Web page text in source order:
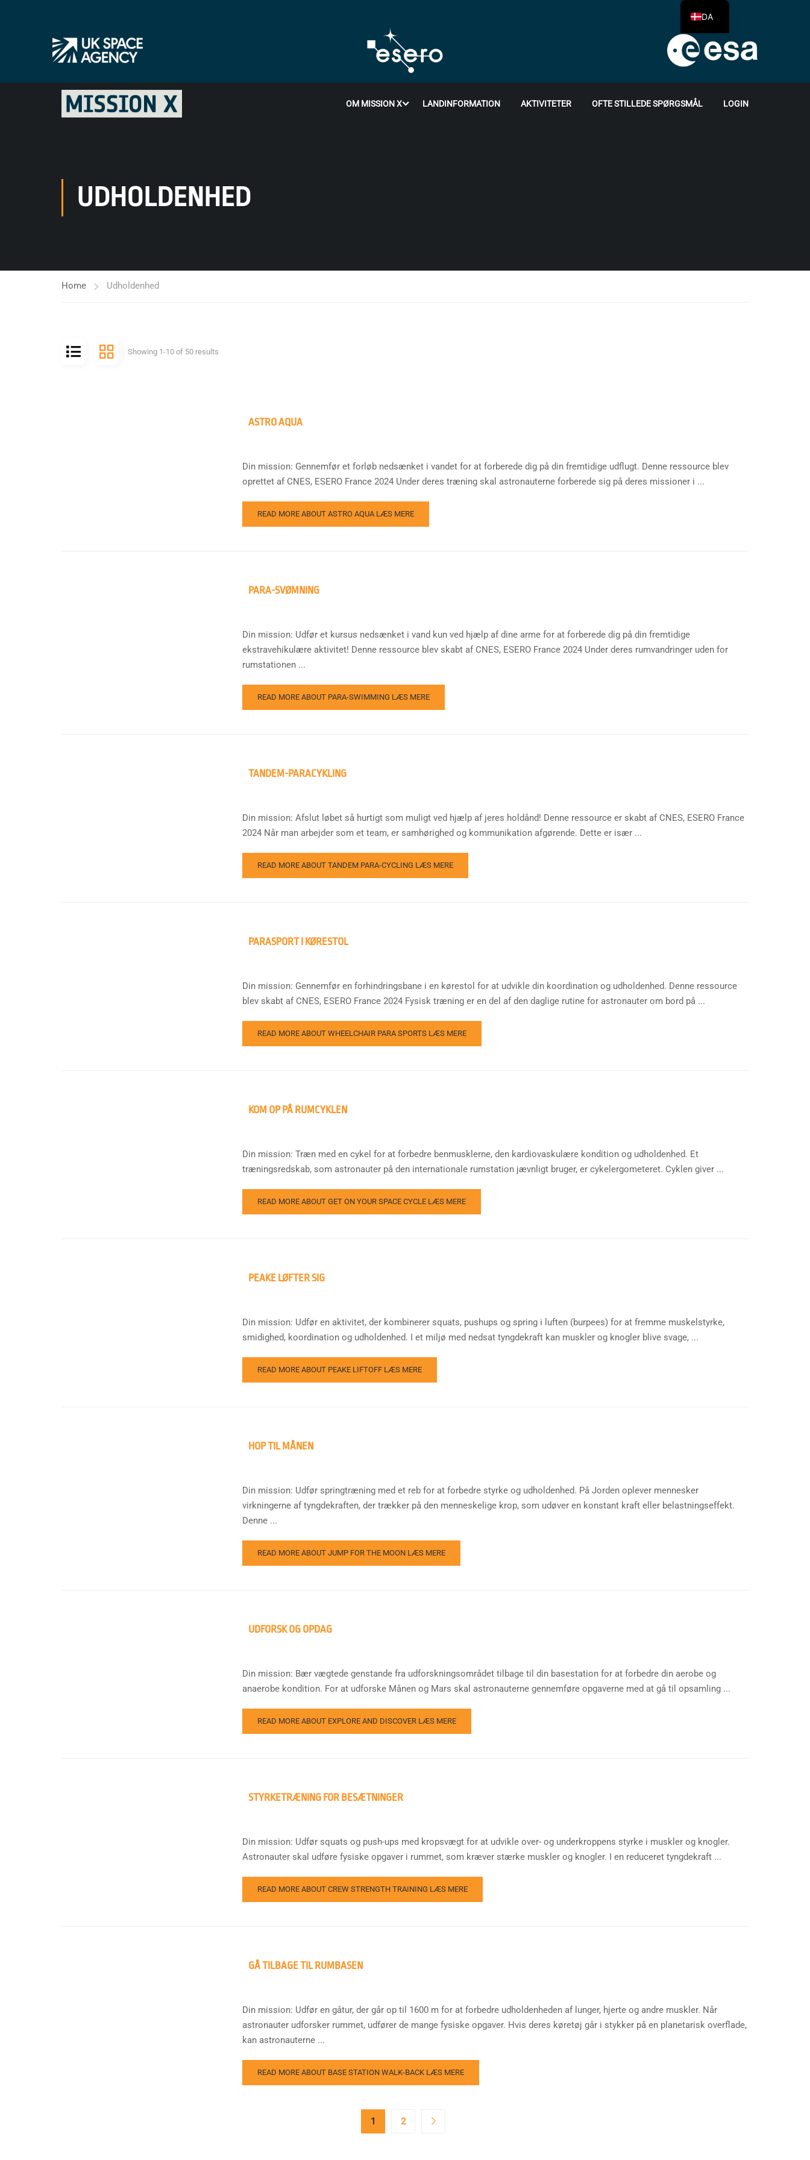
OM MISSION X LANDINFORMATION AKTIVITETER OFTE STILLEDE SPØRGSMÅL LOGIN
UDHOLDENHED
Home Udholdenhed
Showing 1-10 of 50 results
ASTRO AQUA
Din mission: Gennemfør et forløb nedsænket i vandet for at forberede dig på din fremtidige udflugt. Denne ressource blev
oprettet af CNES, ESERO France 2024 Under deres træning skal astronauterne forberede sig på deres missioner i ...
READ MORE ABOUT ASTRO AQUA LÆS MERE
PARA-SVØMNING
Din mission: Udfør et kursus nedsænket i vand kun ved hjælp af dine arme for at forberede dig på din fremtidige
ekstravehikulære aktivitet! Denne ressource blev skabt af CNES, ESERO France 2024 Under deres rumvandringer uden for
rumstationen ...
READ MORE ABOUT PARA-SWIMMING LÆS MERE
TANDEM-PARACYKLING
Din mission: Afslut løbet så hurtigt som muligt ved hjælp af jeres holdånd! Denne ressource er skabt af CNES, ESERO France
2024 Når man arbejder som et team, er samhørighed og kommunikation afgørende. Dette er især ...
READ MORE ABOUT TANDEM PARA-CYCLING LÆS MERE
PARASPORT I KØRESTOL
Din mission: Gennemfør en forhindringsbane i en kørestol for at udvikle din koordination og udholdenhed. Denne ressource
blev skabt af CNES, ESERO France 2024 Fysisk træning er en del af den daglige rutine for astronauter om bord på ...
READ MORE ABOUT WHEELCHAIR PARA SPORTS LÆS MERE
KOM OP PÅ RUMCYKLEN
Din mission: Træn med en cykel for at forbedre benmusklerne, den kardiovaskulære kondition og udholdenhed. Et
træningsredskab, som astronauter på den internationale rumstation jævnligt bruger, er cykelergometeret. Cyklen giver ...
READ MORE ABOUT GET ON YOUR SPACE CYCLE LÆS MERE
PEAKE LØFTER SIG
Din mission: Udfør en aktivitet, der kombinerer squats, pushups og spring i luften (burpees) for at fremme muskelstyrke,
smidighed, koordination og udholdenhed. I et miljø med nedsat tyngdekraft kan muskler og knogler blive svage, ...
READ MORE ABOUT PEAKE LIFTOFF LÆS MERE
HOP TIL MÅNEN
Din mission: Udfør springtræning med et reb for at forbedre styrke og udholdenhed. På Jorden oplever mennesker
virkningerne af tyngdekraften, der trækker på den menneskelige krop, som udøver en konstant kraft eller belastningseffekt.
Denne ...
READ MORE ABOUT JUMP FOR THE MOON LÆS MERE
UDFORSK OG OPDAG
Din mission: Bær vægtede genstande fra udforskningsområdet tilbage til din basestation for at forbedre din aerobe og
anaerobe kondition. For at udforske Månen og Mars skal astronauterne gennemføre opgaverne med at gå til opsamling ...
READ MORE ABOUT EXPLORE AND DISCOVER LÆS MERE
STYRKETRÆNING FOR BESÆTNINGER
Din mission: Udfør squats og push-ups med kropsvægt for at udvikle over- og underkroppens styrke i muskler og knogler.
Astronauter skal udføre fysiske opgaver i rummet, som kræver stærke muskler og knogler. I en reduceret tyngdekraft ...
READ MORE ABOUT CREW STRENGTH TRAINING LÆS MERE
GÅ TILBAGE TIL RUMBASEN
Din mission: Udfør en gåtur, der går op til 1600 m for at forbedre udholdenheden af lunger, hjerte og andre muskler. Når
astronauter udforsker rummet, udfører de mange fysiske opgaver. Hvis deres køretøj går i stykker på en planetarisk overflade,
kan astronauterne ...
READ MORE ABOUT BASE STATION WALK-BACK LÆS MERE
1 2
DA